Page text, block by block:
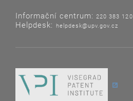
Informační centrum: 220 383 120
Helpdesk: helpdesk@upv.gov.cz